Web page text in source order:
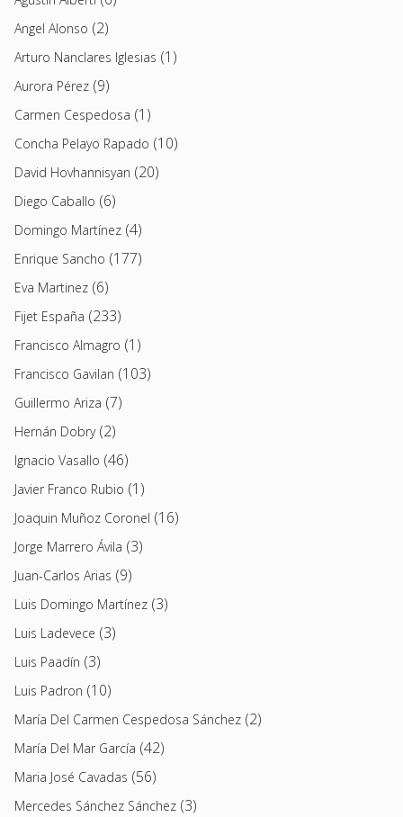
Angel Alonso (2)
Arturo Nanclares Iglesias (1)
Aurora Pérez (9)
Carmen Cespedosa (1)
Concha Pelayo Rapado (10)
David Hovhannisyan (20)
Diego Caballo (6)
Domingo Martínez (4)
Enrique Sancho (177)
Eva Martinez (6)
Fijet España (233)
Francisco Almagro (1)
Francisco Gavilan (103)
Guillermo Ariza (7)
Hernán Dobry(2)
Ignacio Vasallo (46)
Javier Franco Rubio (1)
Joaquin Muñoz Coronel (16)
Jorge Marrero Ávila (3)
Juan-Carlos Arias (9)
Luis Domingo Martínez (3)
Luis Ladevece (3)
Luis Paadín (3)
Luis Padron (10)
María Del Carmen Cespedosa Sánchez (2)
María Del Mar García (42)
Maria José Cavadas (56)
Mercedes Sánchez Sánchez (3)